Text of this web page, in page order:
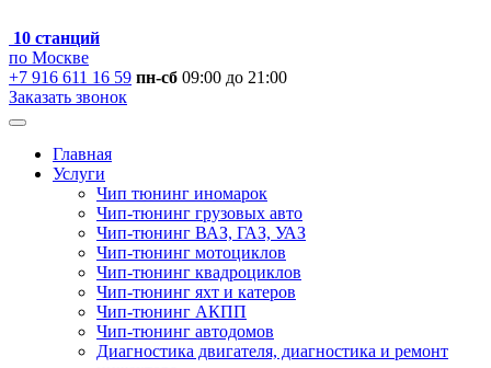
10 станций
по Москве
+7 916 611 16 59 пн-сб 09:00 до 21:00
Заказать звонок
Главная
Услуги
Чип тюнинг иномарок
Чип-тюнинг грузовых авто
Чип-тюнинг ВАЗ, ГАЗ, УАЗ
Чип-тюнинг мотоциклов
Чип-тюнинг квадроциклов
Чип-тюнинг яхт и катеров
Чип-тюнинг АКПП
Чип-тюнинг автодомов
Диагностика двигателя, диагностика и ремонт